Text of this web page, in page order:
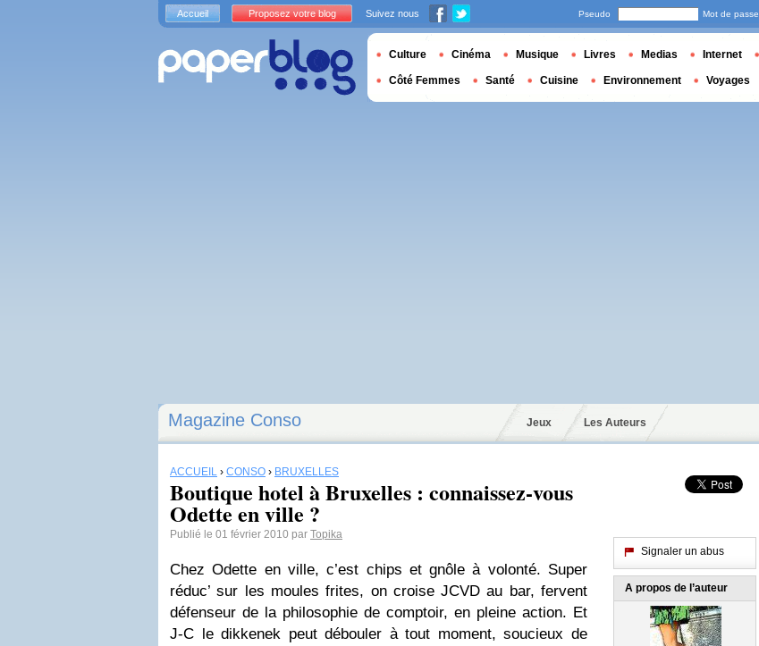
Magazine Conso Jeux Les Auteurs
ACCUEIL › CONSO › BRUXELLES
Boutique hotel à Bruxelles : connaissez-vous
Odette en ville ?
Publié le 01 février 2010 par Topika
Chez Odette en ville, c’est chips et gnôle à volonté. Super
réduc’ sur les moules frites, on croise JCVD au bar, fervent
défenseur de la philosophie de comptoir, en pleine action. Et
J-C le dikkenek peut débouler à tout moment, soucieux de
Signaler un abus
A propos de l’auteur
Accueil Proposez votre blog Suivez nous Pseudo Mot de passe
Culture Cinéma Musique Livres Medias Internet
Côté Femmes Santé Cuisine Environnement Voyages